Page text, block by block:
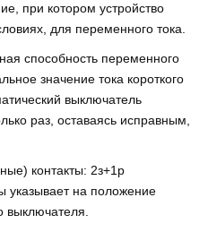
при котором устройство
для переменного тока.
способность переменного
значение тока короткого
выключатель
раз, оставаясь исправным,
контакты: 2з+1р
указывает на положение
выключателя.